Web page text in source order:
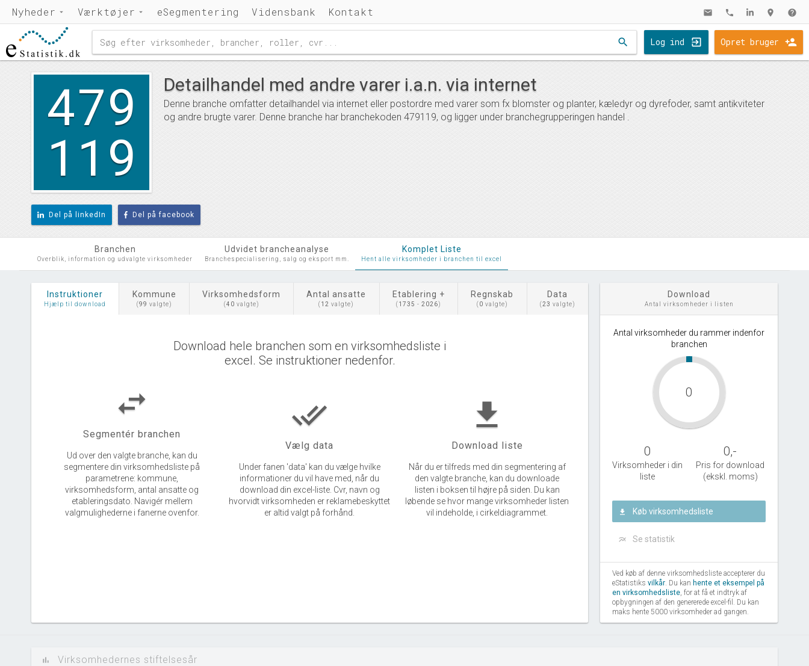
Nyheder Værktøjer eSegmentering Vidensbank Kontakt mail phone location_on help
search Log ind Opret bruger
479
119
Detailhandel med andre varer i.a.n. via internet
Denne branche omfatter detailhandel via internet eller postordre med varer som fx blomster og planter, kæledyr og dyrefoder, samt antikviteter
og andre brugte varer. Denne branche har branchekoden 479119, og ligger under branchegrupperingen handel .
Del på linkedIn Del på facebook
Branchen
Overblik, information og udvalgte virksomheder
Udvidet brancheanalyse
Branchespecialisering, salg og eksport mm.
Komplet Liste
Hent alle virksomheder i branchen til excel
Instruktioner
Hjælp til download
Kommune
(99 valgte)
Virksomhedsform
(40 valgte)
Antal ansatte
( 12 valgte)
Etablering +
( 1735 - 2026)
Regnskab
( 0 valgte)
Data
(23 valgte)
Download hele branchen som en virksomhedsliste i
excel. Se instruktioner nedenfor.
swap_horiz
Segmentér branchen
Ud over den valgte branche, kan du
segmentere din virksomhedsliste på
parametrene: kommune,
virksomhedsform, antal ansatte og
etableringsdato. Navigér mellem
valgmulighederne i fanerne ovenfor.
done_all
Vælg data
Under fanen 'data' kan du vælge hvilke
informationer du vil have med, når du
download din excel-liste. Cvr, navn og
hvorvidt virksomheden er reklamebeskyttet
er altid valgt på forhånd.
get_app
Download liste
Når du er tilfreds med din segmentering af
den valgte branche, kan du downloade
listen i boksen til højre på siden. Du kan
løbende se hvor mange virksomheder listen
vil indeholde, i cirkeldiagrammet.
Download
Antal virksomheder i listen
Antal virksomheder du rammer indenfor
branchen
0
0
Virksomheder i din
liste
0,-
Pris for download
(ekskl. moms)
Køb virksomhedsliste
Se statistik
Ved køb af denne virksomhedsliste accepterer du
eStatistiks vilkår. Du kan hente et eksempel på
en virksomhedsliste, for at få et indtryk af
opbygningen af den genererede excel-fil. Du kan
maks hente 5000 virksomheder ad gangen.
bar_chart Virksomhedernes stiftelsesår